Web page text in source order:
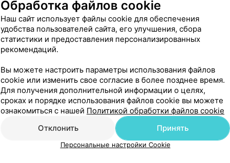
Рекомендую
Обработка файлов cookie
Наш сайт использует файлы cookie для обеспечения
удобства пользователей сайта, его улучшения, сбора
статистики и предоставления персонализированных
рекомендаций.
Вы можете настроить параметры использования файлов
cookie или изменить свое согласие в более позднее время.
Для получения дополнительной информации о целях,
сроках и порядке использования файлов cookie вы можете
ознакомиться с нашей Политикой обработки файлов cookie
Отклонить
Принять
Персональные настройки Cookie